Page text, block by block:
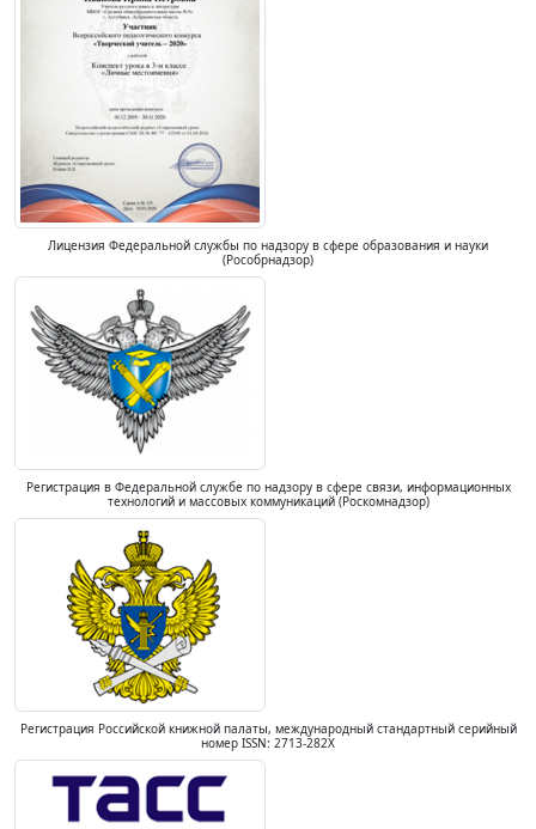
Лицензия Федеральной службы по надзору в сфере образования и науки
(Рособрнадзор)
Регистрация в Федеральной службе по надзору в сфере связи, информационных
технологий и массовых коммуникаций (Роскомнадзор)
Регистрация Российской книжной палаты, международный стандартный серийный
номер ISSN: 2713-282X